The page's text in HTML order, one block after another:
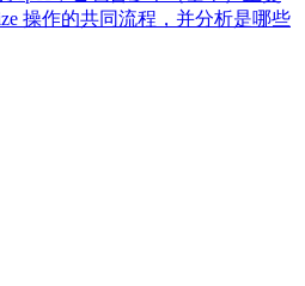
操作的共同流程，并分析是哪些